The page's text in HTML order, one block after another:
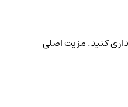
کنید. مزیت اصلی